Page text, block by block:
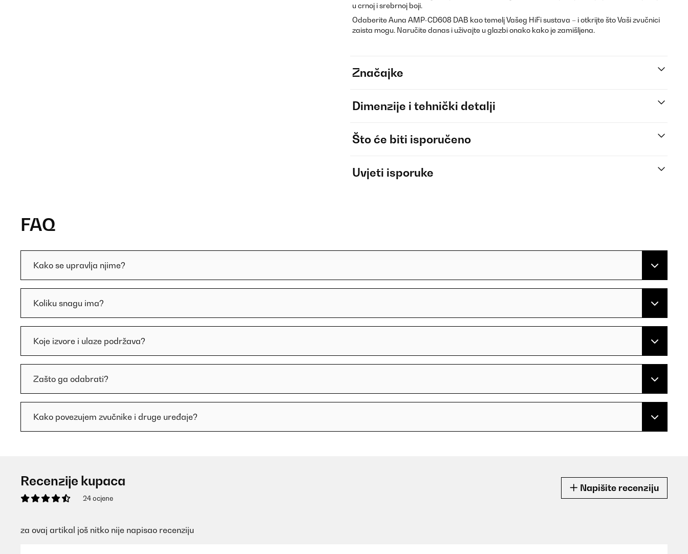
u crnoj i srebrnoj boji.
Odaberite Auna AMP-CD608 DAB kao temelj Vašeg HiFi sustava – i otkrijte što Vaši zvučnici
zaista mogu. Naručite danas i uživajte u glazbi onako kako je zamišljena.
Značajke
Dimenzije i tehnički detalji
Što će biti isporučeno
Uvjeti isporuke
FAQ
Kako se upravlja njime?
Koliku snagu ima?
Koje izvore i ulaze podržava?
Zašto ga odabrati?
Kako povezujem zvučnike i druge uređaje?
Recenzije kupaca
24 ocjene
Napišite recenziju
za ovaj artikal još nitko nije napisao recenziju